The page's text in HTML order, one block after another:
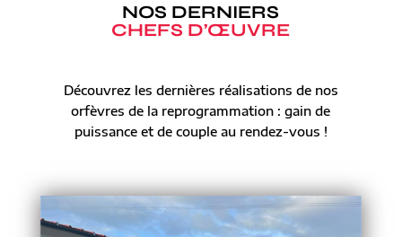
NOS DERNIERS
CHEFS D’ŒUVRE
Découvrez les dernières réalisations de nos
orfèvres de la reprogrammation : gain de
puissance et de couple au rendez-vous !